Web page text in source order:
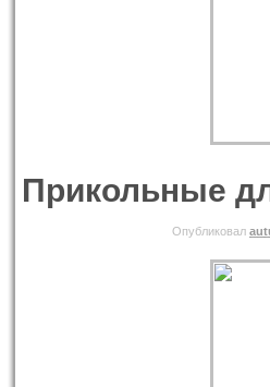
Прикольные
Опубликовал